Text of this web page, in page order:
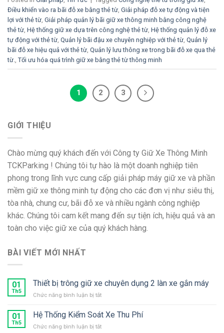
Điều khiển vào ra bãi đỗ xe bằng thẻ từ Giải pháp đỗ xe tự động và tiện
lợi với thẻ từ Giải pháp quản lý bãi giữ xe thông minh bằng công nghệ
thẻ từ Hệ thống giữ xe dựa trên công nghệ thẻ từ Hệ thống quản lý đỗ xe
tự động với thẻ từ Quản lý bãi đậu xe chuyên nghiệp với thẻ từ Quản lý
bãi đỗ xe hiệu quả với thẻ từ Quản lý lưu thông xe trong bãi đỗ xe qua thẻ
từ. Tối ưu hóa quá trình giữ xe bằng thẻ từ thông minh
1 2 3
GIỚI THIỆU
Chào mừng quý khách đến với Công ty Giữ Xe Thông Minh
TCKParking ! Chúng tôi tự hào là một doanh nghiệp tiên
phong trong lĩnh vực cung cấp giải pháp máy giữ xe và phần
mềm giữ xe thông minh tự động cho các đơn vị như siêu thị,
tòa nhà, chung cư, bãi đỗ xe và nhiều ngành công nghiệp
khác. Chúng tôi cam kết mang đến sự tiện ích, hiệu quả và an
toàn cho việc giữ xe của quý khách hàng.
BÀI VIẾT MỚI NHẤT
01
Th5
Thiết bị trông giữ xe chuyên dụng 2 làn xe gắn máy
Chức năng bình luận bị tắtở
bị
giữ
01
Th5
Hệ Thống Kiểm Soát Xe Thu Phí
Chức năng bình luận bị tắtở